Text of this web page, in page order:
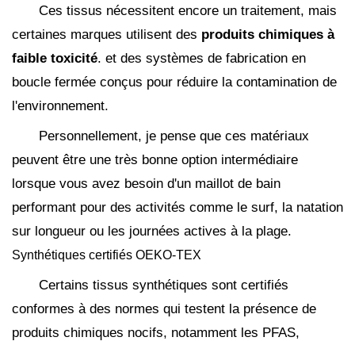
Ces tissus nécessitent encore un traitement, mais
certaines marques utilisent des produits chimiques à
faible toxicité. et des systèmes de fabrication en
boucle fermée conçus pour réduire la contamination de
l'environnement.
Personnellement, je pense que ces matériaux
peuvent être une très bonne option intermédiaire
lorsque vous avez besoin d'un maillot de bain
performant pour des activités comme le surf, la natation
sur longueur ou les journées actives à la plage.
Synthétiques certifiés OEKO-TEX
Certains tissus synthétiques sont certifiés
conformes à des normes qui testent la présence de
produits chimiques nocifs, notamment les PFAS,